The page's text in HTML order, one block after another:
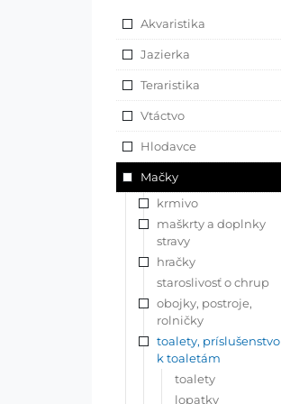
Akvaristika
Jazierka
Teraristika
Vtáctvo
Hlodavce
Mačky
krmivo
maškrty a doplnky
stravy
hračky
staroslivosť o chrup
obojky, postroje,
rolničky
toalety, príslušenstvo
k toaletám
toalety
lopatky